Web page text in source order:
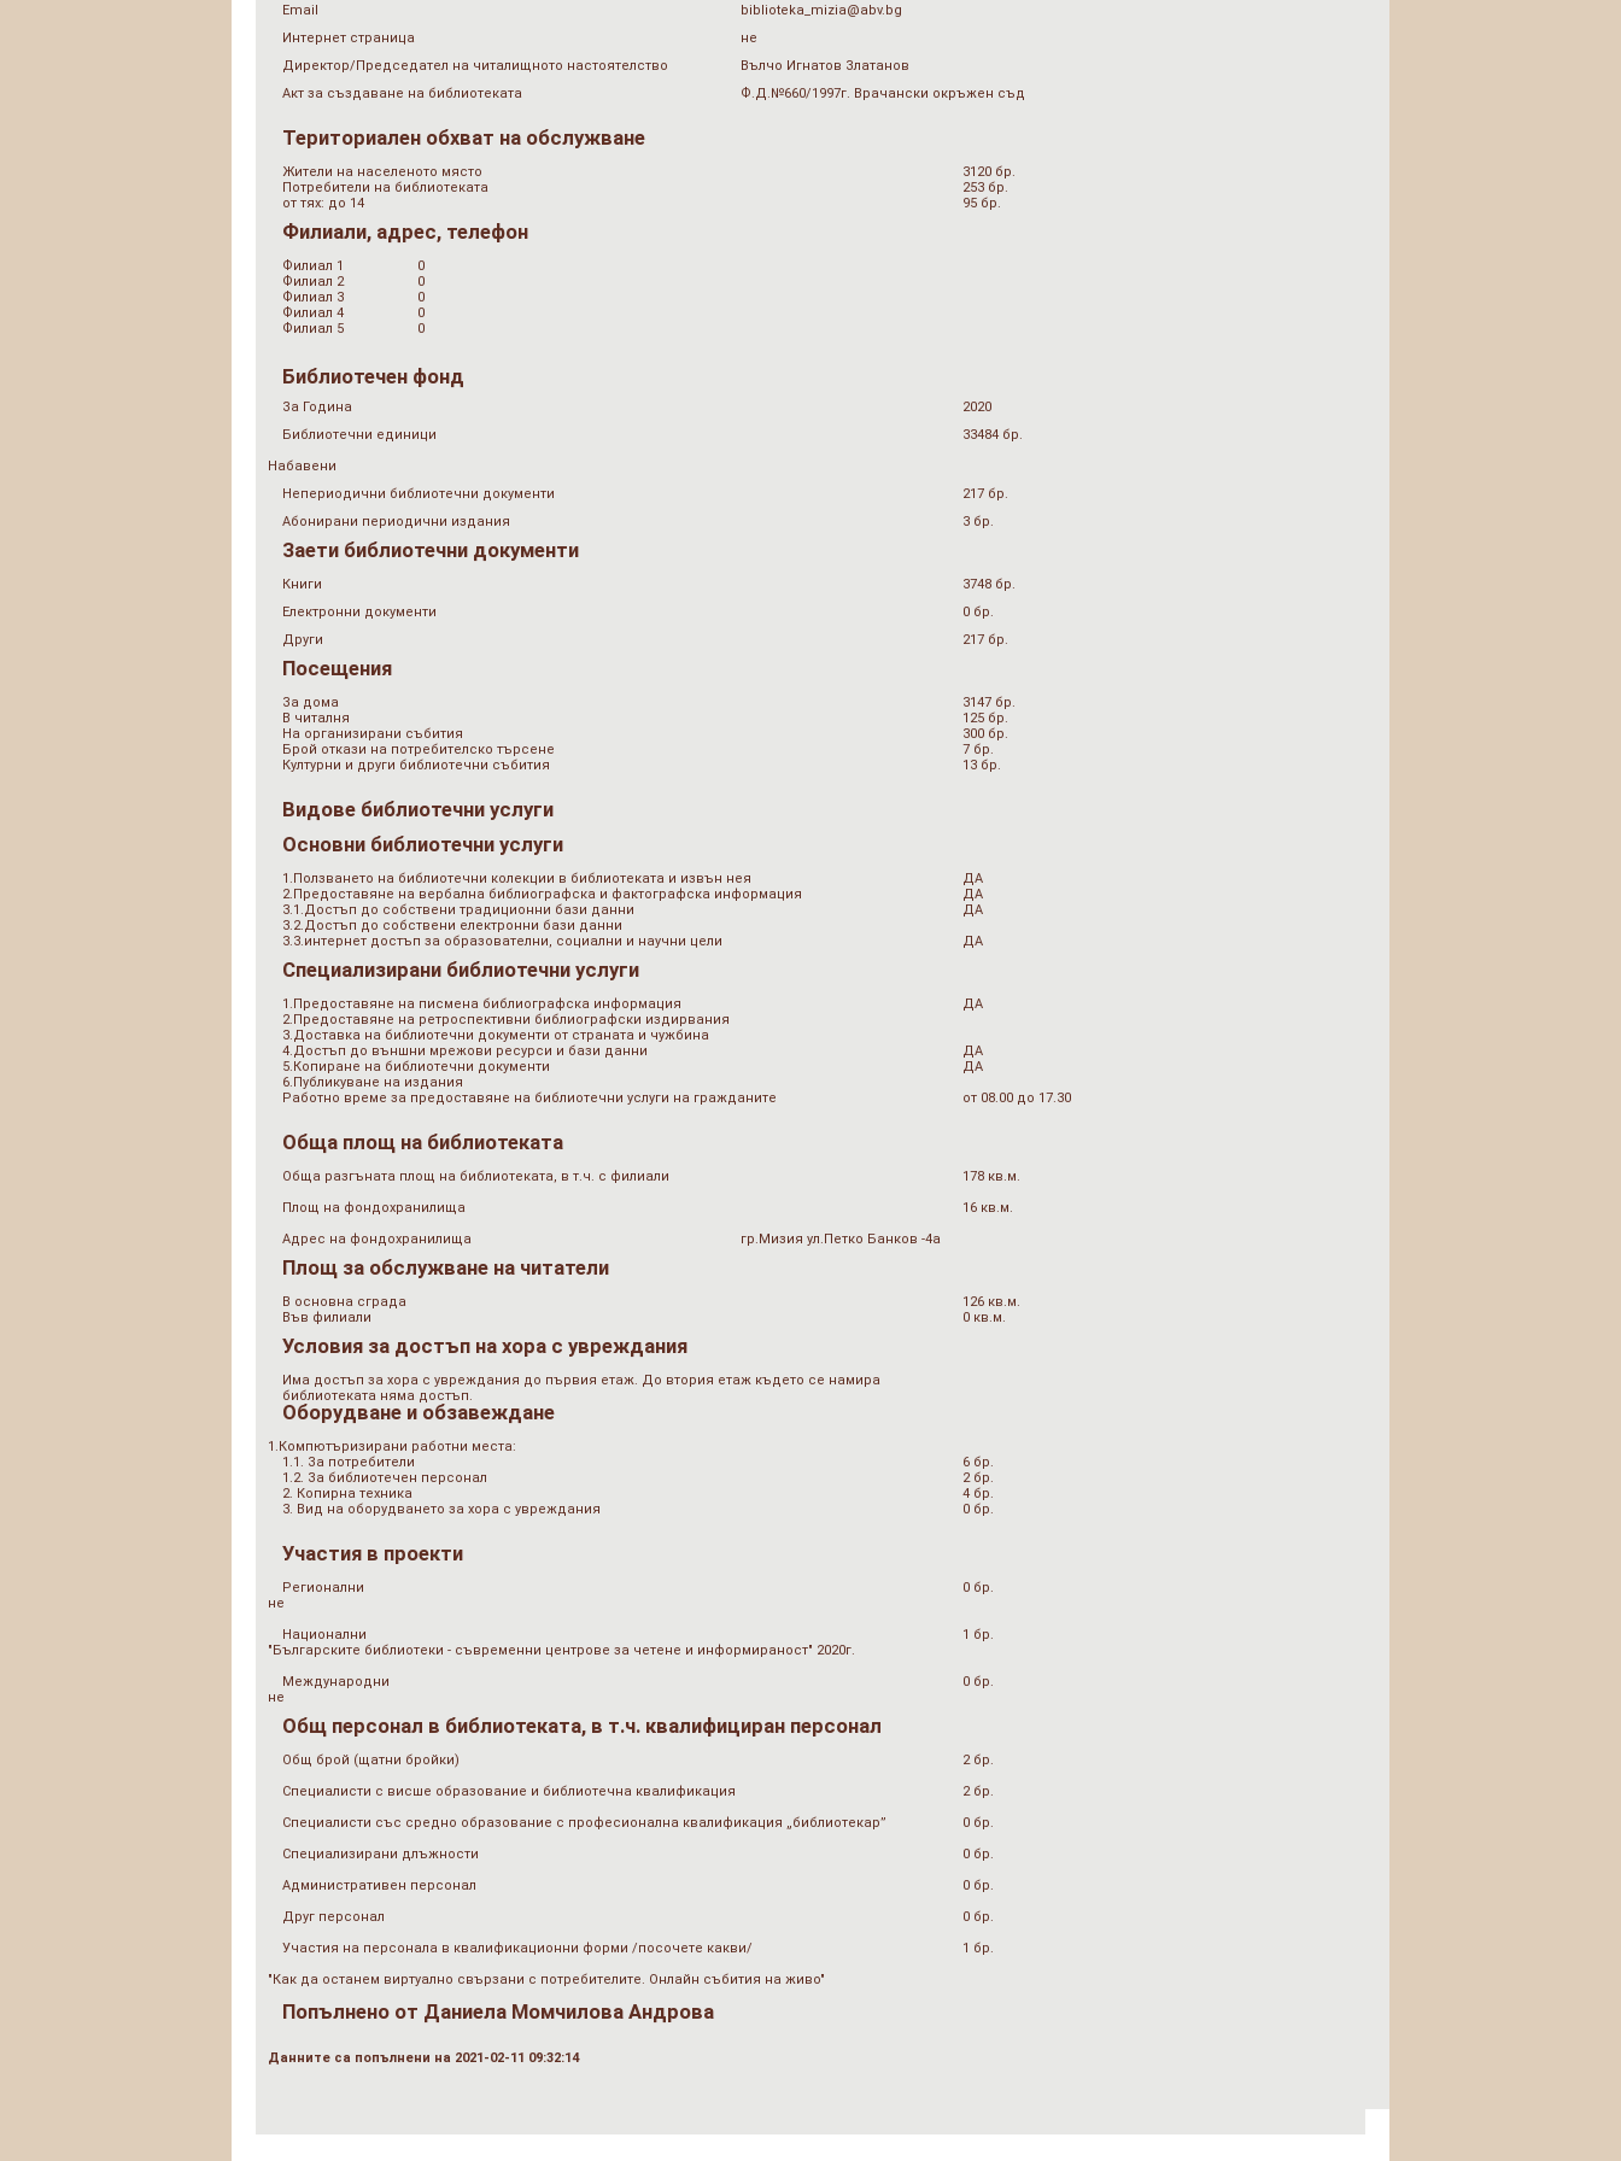
Email
biblioteka_mizia@abv.bg
Интернет страница
не
Директор/Председател на читалищното настоятелство
Вълчо Игнатов Златанов
Акт за създаване на библиотеката
Ф.Д.№660/1997г. Врачански окръжен съд
Териториален обхват на обслужване
Жители на населеното място
3120 бр.
Потребители на библиотеката
253 бр.
от тях: до 14
95 бр.
Филиали, адрес, телефон
Филиал 1
0
Филиал 2
0
Филиал 3
0
Филиал 4
0
Филиал 5
0
Библиотечен фонд
За Година
2020
Библиотечни единици
33484 бр.
Набавени
Непериодични библиотечни документи
217 бр.
Абонирани периодични издания
3 бр.
Заети библиотечни документи
Книги
3748 бр.
Електронни документи
0 бр.
Други
217 бр.
Посещения
За дома
3147 бр.
В читалня
125 бр.
На организирани събития
300 бр.
Брой откази на потребителско търсене
7 бр.
Културни и други библиотечни събития
13 бр.
Видове библиотечни услуги
Основни библиотечни услуги
1.Ползването на библиотечни колекции в библиотеката и извън нея
ДА
2.Предоставяне на вербална библиографска и фактографска информация
ДА
3.1.Достъп до собствени традиционни бази данни
ДА
3.2.Достъп до собствени електронни бази данни
3.3.интернет достъп за образователни, социални и научни цели
ДА
Специализирани библиотечни услуги
1.Предоставяне на писмена библиографска информация
ДА
2.Предоставяне на ретроспективни библиографски издирвания
3.Доставка на библиотечни документи от страната и чужбина
4.Достъп до външни мрежови ресурси и бази данни
ДА
5.Копиране на библиотечни документи
ДА
6.Публикуване на издания
Работно време за предоставяне на библиотечни услуги на гражданите
от 08.00 до 17.30
Обща площ на библиотеката
Обща разгъната площ на библиотеката, в т.ч. с филиали
178 кв.м.
Площ на фондохранилища
16 кв.м.
Адрес на фондохранилища
гр.Мизия ул.Петко Банков -4а
Площ за обслужване на читатели
В основна сграда
126 кв.м.
Във филиали
0 кв.м.
Условия за достъп на хора с увреждания
Има достъп за хора с увреждания до първия етаж. До втория етаж където се намира
библиотеката няма достъп.
Оборудване и обзавеждане
1.Компютъризирани работни места:
1.1. За потребители
6 бр.
1.2. За библиотечен персонал
2 бр.
2. Копирна техника
4 бр.
3. Вид на оборудването за хора с увреждания
0 бр.
Участия в проекти
Регионални
0 бр.
не
Национални
1 бр.
"Българските библиотеки - съвременни центрове за четене и информираност" 2020г.
Международни
0 бр.
не
Общ персонал в библиотеката, в т.ч. квалифициран персонал
Общ брой (щатни бройки)
2 бр.
Специалисти с висше образование и библиотечна квалификация
2 бр.
Специалисти със средно образование с професионална квалификация „библиотекар”
0 бр.
Специализирани длъжности
0 бр.
Административен персонал
0 бр.
Друг персонал
0 бр.
Участия на персонала в квалификационни форми /посочете какви/
1 бр.
"Как да останем виртуално свързани с потребителите. Онлайн събития на живо"
Попълнено от Даниела Момчилова Андрова
Данните са попълнени на 2021-02-11 09:32:14